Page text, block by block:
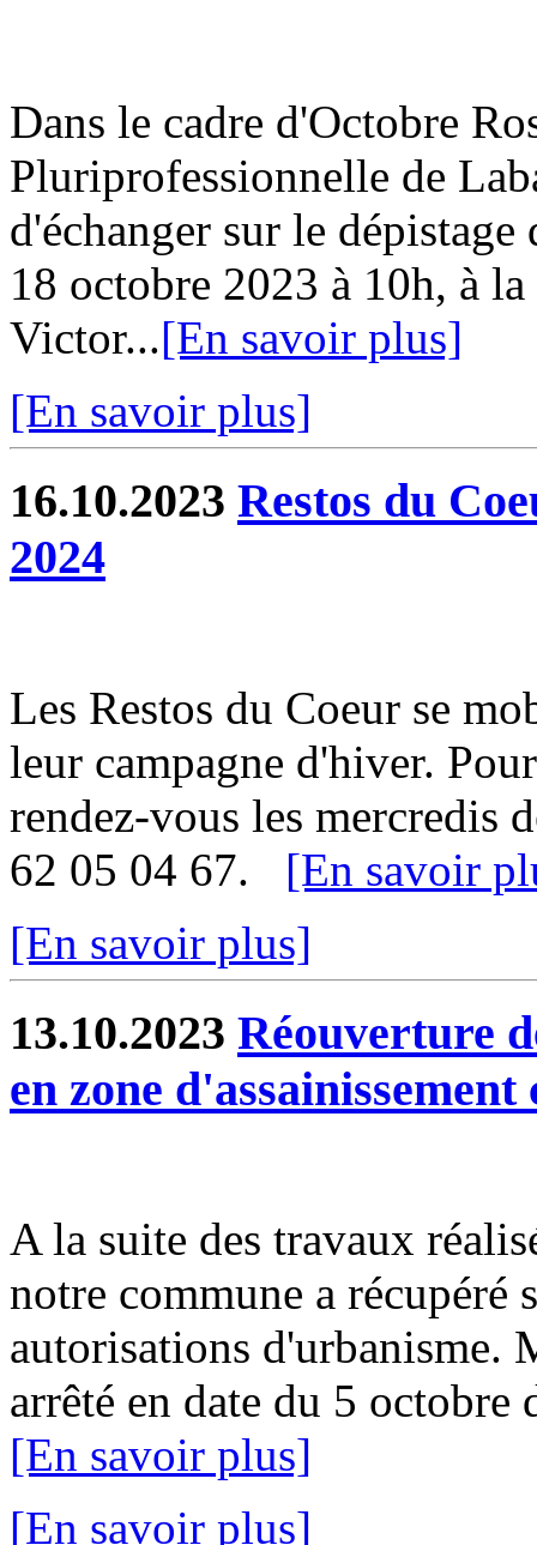
Dans le cadre d'Octobre
Pluriprofessionnelle de
d'échanger sur le
18 octobre 2023 à 10h, à
Victor...[En savoir plus]
[En savoir plus]
16.10.2023 Restos du
2024
Les Restos du Coeur se
leur campagne d'hiver.
rendez-vous les mercredis
62 05 04 67. [En savoir
[En savoir plus]
13.10.2023 Réouverture
en zone
A la suite des travaux
notre commune a récupéré
autorisations d'urbanisme.
arrêté en date du 5
[En savoir plus]
[En savoir plus]